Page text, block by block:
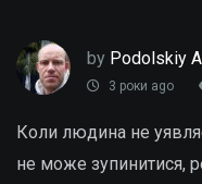
by Podolskiy
3 роки ago
Коли людина не
не може зупинитися,